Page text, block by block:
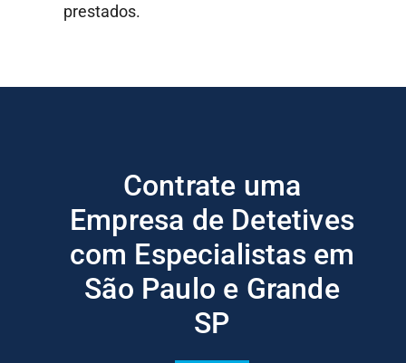
prestados.
Contrate uma
Empresa de Detetives
com Especialistas em
São Paulo e Grande
SP